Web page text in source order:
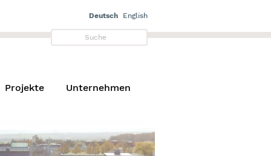
Deutsch English
Projekte Unternehmen